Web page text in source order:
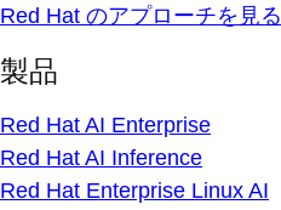
Red Hat のアプローチを見る
製品
Red Hat AI Enterprise
Red Hat AI Inference
Red Hat Enterprise Linux AI